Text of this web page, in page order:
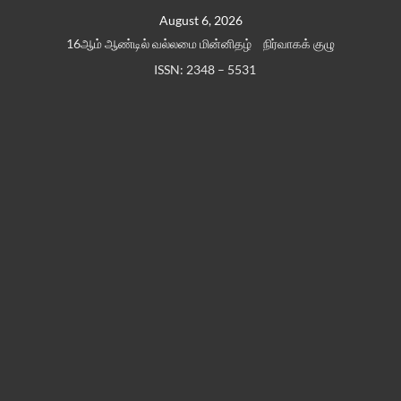
August 6, 2026
16ஆம் ஆண்டில் வல்லமை மின்னிதழ்
நிர்வாகக் குழு
ISSN: 2348 – 5531